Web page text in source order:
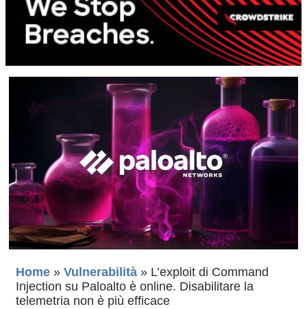
Home » Vulnerabilità » L’exploit di Command
Injection su Paloalto è online. Disabilitare la
telemetria non è più efficace